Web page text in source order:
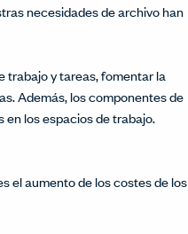
necesidades de archivo han
trabajo y tareas, fomentar la
Además, los componentes de
los espacios de trabajo.
el aumento de los costes de los